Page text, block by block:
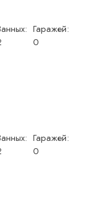
Гаражей:
0
Гаражей:
0